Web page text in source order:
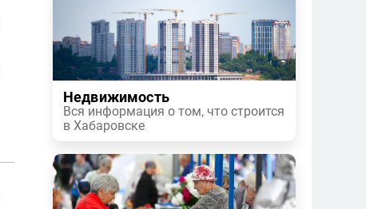
Недвижимость
Вся информация о том, что строится
в Хабаровске